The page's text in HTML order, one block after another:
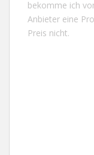
bekomme ich
Anbieter eine
Preis nicht.